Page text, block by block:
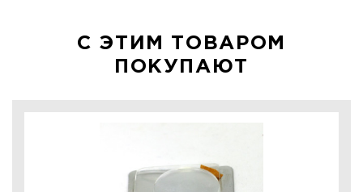
С ЭТИМ ТОВАРОМ
ПОКУПАЮТ